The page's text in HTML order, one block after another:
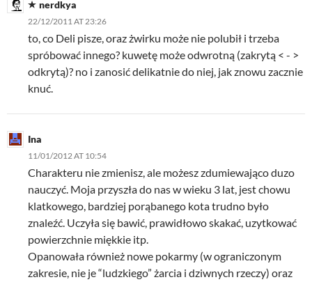
nerdkya
22/12/2011 AT 23:26
to, co Deli pisze, oraz żwirku może nie polubił i trzeba
spróbować innego? kuwetę może odwrotną (zakrytą < - >
odkrytą)? no i zanosić delikatnie do niej, jak znowu zacznie
knuć.
Ina
11/01/2012 AT 10:54
Charakteru nie zmienisz, ale możesz zdumiewająco duzo
nauczyć. Moja przyszła do nas w wieku 3 lat, jest chowu
klatkowego, bardziej porąbanego kota trudno było
znaleźć. Uczyła się bawić, prawidłowo skakać, uzytkować
powierzchnie miękkie itp.
Opanowała również nowe pokarmy (w ograniczonym
zakresie, nie je “ludzkiego” żarcia i dziwnych rzeczy) oraz